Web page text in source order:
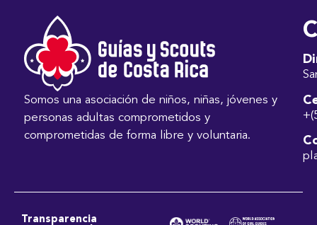
Somos una asociación de niños, niñas, jóvenes y
personas adultas comprometidos y
comprometidas de forma libre y voluntaria.
Transparencia